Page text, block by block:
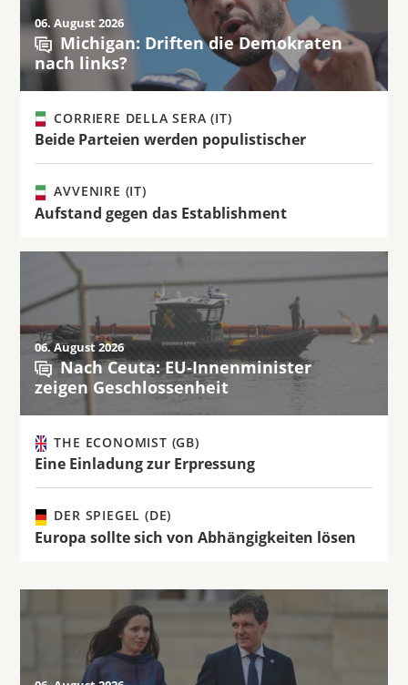
06. August 2026
Michigan: Driften die Demokraten
nach links?
CORRIERE DELLA SERA (IT)
Beide Parteien werden populistischer
AVVENIRE (IT)
Aufstand gegen das Establishment
06. August 2026
Nach Ceuta: EU-Innenminister
zeigen Geschlossenheit
THE ECONOMIST (GB)
Eine Einladung zur Erpressung
DER SPIEGEL (DE)
Europa sollte sich von Abhängigkeiten lösen